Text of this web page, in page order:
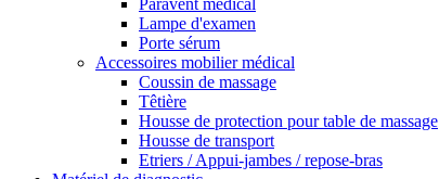
Paravent médical
Lampe d'examen
Porte sérum
Accessoires mobilier médical
Coussin de massage
Têtière
Housse de protection pour table de massage
Housse de transport
Etriers / Appui-jambes / repose-bras